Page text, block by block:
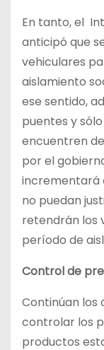
En tanto, el
anticipó que
vehiculares
aislamiento
ese sentido,
puentes y
encuentren
por el
incrementará
no puedan
retendrán los
período de
Control de
Continúan los
controlar los
productos